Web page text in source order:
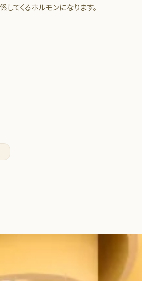
てくるホルモンになります。